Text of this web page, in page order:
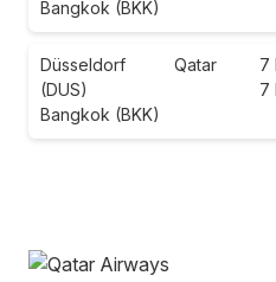
Bangkok (BKK)
Düsseldorf
(DUS)
Bangkok (BKK)
Qatar
7
7